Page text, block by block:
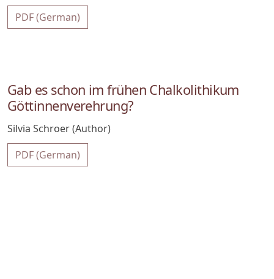
PDF (German)
Gab es schon im frühen Chalkolithikum
Göttinnenverehrung?
Silvia Schroer (Author)
PDF (German)